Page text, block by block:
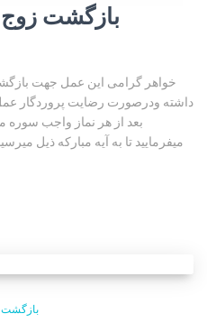
بازگشت زوج
خواهر گرامی این عمل جهت
میفرمایید تا به آیه مبارکه ذیل
بازگشت